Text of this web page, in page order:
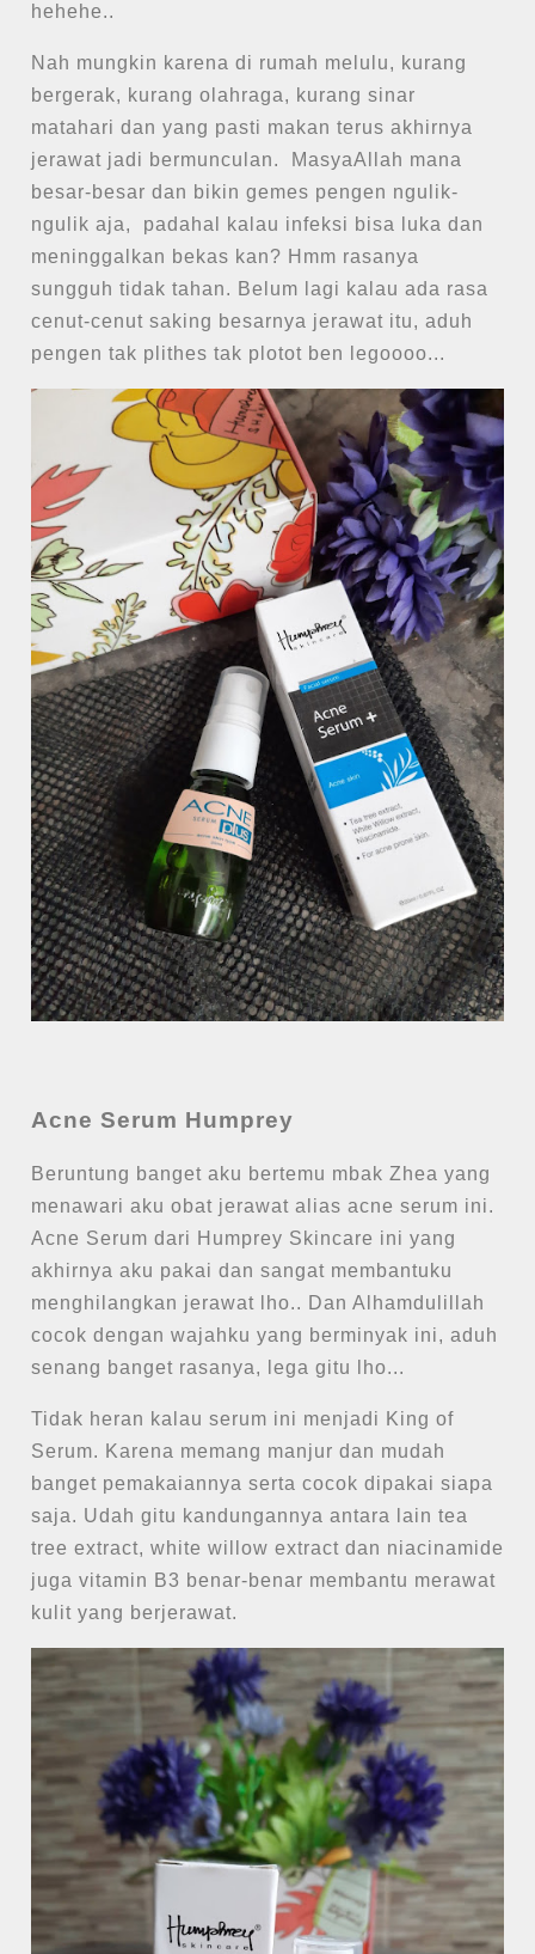
hehehe..
Nah mungkin karena di rumah melulu, kurang
bergerak, kurang olahraga, kurang sinar
matahari dan yang pasti makan terus akhirnya
jerawat jadi bermunculan. MasyaAllah mana
besar-besar dan bikin gemes pengen ngulik-
ngulik aja, padahal kalau infeksi bisa luka dan
meninggalkan bekas kan? Hmm rasanya
sungguh tidak tahan. Belum lagi kalau ada rasa
cenut-cenut saking besarnya jerawat itu, aduh
pengen tak plithes tak plotot ben legoooo...
Acne Serum Humprey
Beruntung banget aku bertemu mbak Zhea yang
menawari aku obat jerawat alias acne serum ini.
Acne Serum dari Humprey Skincare ini yang
akhirnya aku pakai dan sangat membantuku
menghilangkan jerawat lho.. Dan Alhamdulillah
cocok dengan wajahku yang berminyak ini, aduh
senang banget rasanya, lega gitu lho...
Tidak heran kalau serum ini menjadi King of
Serum. Karena memang manjur dan mudah
banget pemakaiannya serta cocok dipakai siapa
saja. Udah gitu kandungannya antara lain tea
tree extract, white willow extract dan niacinamide
juga vitamin B3 benar-benar membantu merawat
kulit yang berjerawat.